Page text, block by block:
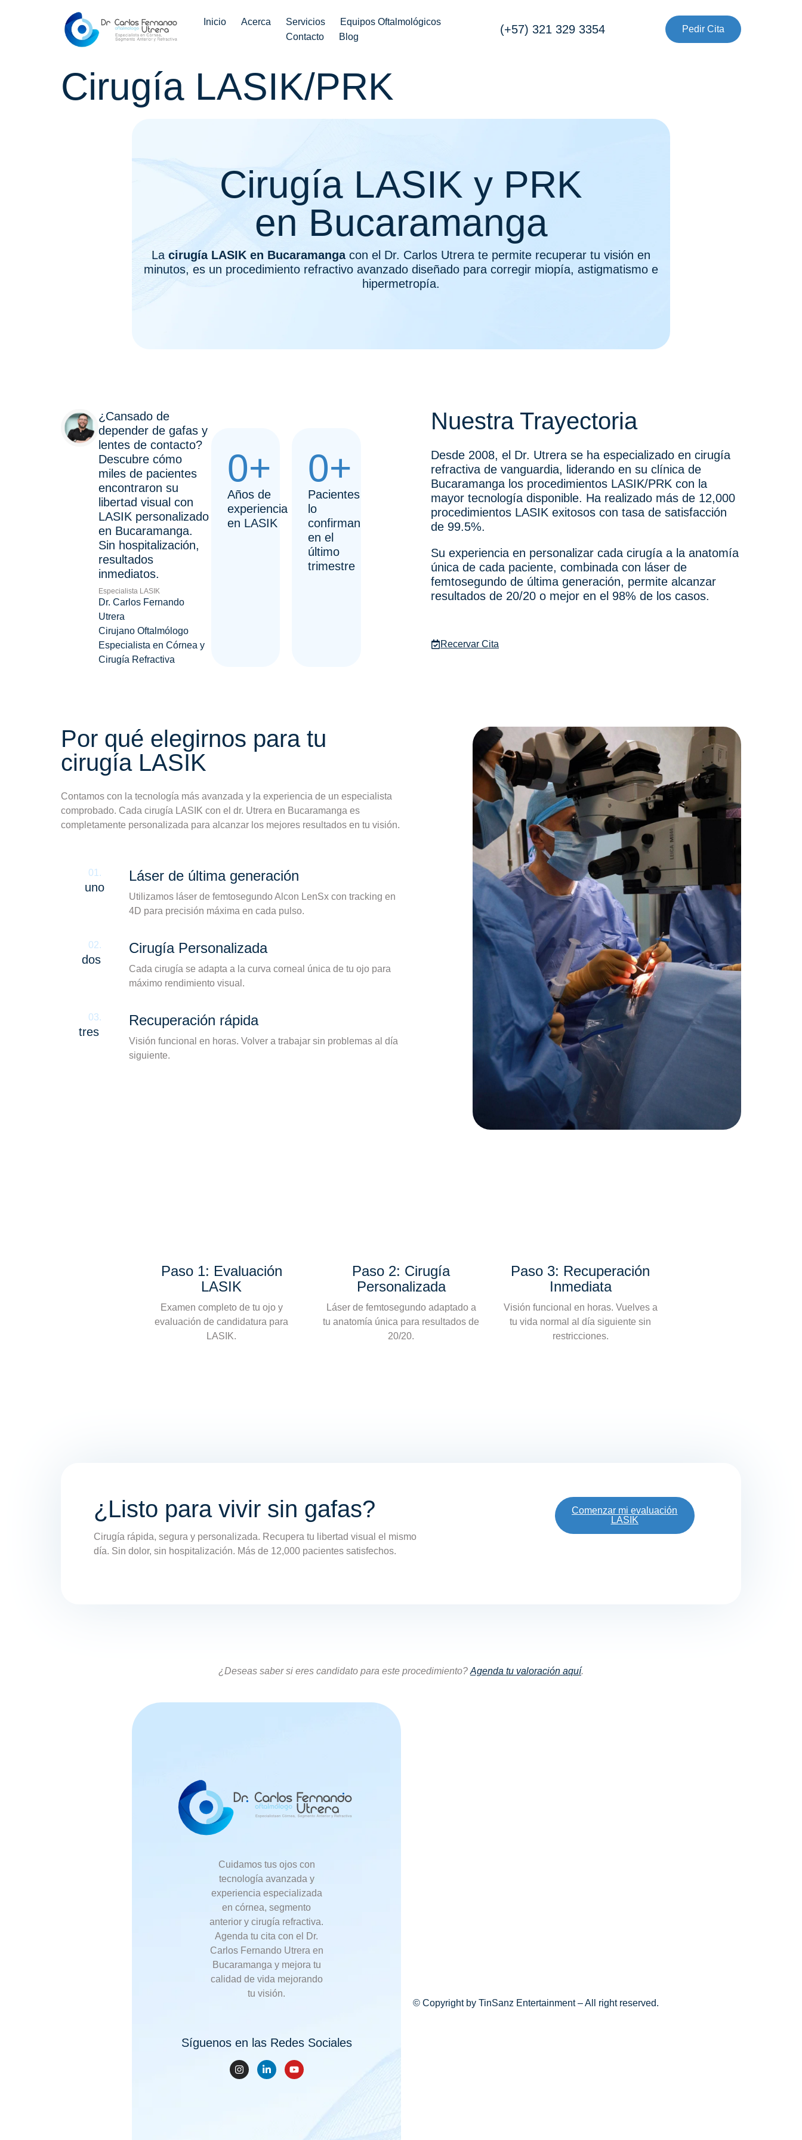
Inicio Acerca Servicios
Equipos Oftalmológicos
Contacto
Blog
(+57) 321 329 3354 Pedir Cita
Cirugía LASIK/PRK
Cirugía LASIK y PRK
en Bucaramanga
Lacirugía LASIK en Bucaramangacon el Dr. Carlos Utrera te permite recuperar tu visión en
minutos, es un procedimiento refractivo avanzado diseñado para corregir miopía, astigmatismo e
hipermetropía.
¿Cansado de
depender de gafas y
lentes de contacto?
Descubre cómo
miles de pacientes
encontraron su
libertad visual con
LASIK personalizado
en Bucaramanga.
Sin hospitalización,
resultados
inmediatos.
Especialista LASIK
Dr. Carlos Fernando
Utrera
Cirujano Oftalmólogo
Especialista en Córnea y
Cirugía Refractiva
Años de
experiencia
en LASIK
0+
Pacientes
lo
confirman
en el
último
trimestre
0+
Nuestra Trayectoria
Desde 2008, el Dr. Utrera se ha especializado en cirugía
refractiva de vanguardia, liderando en su clínica de
Bucaramanga los procedimientos LASIK/PRK con la
mayor tecnología disponible. Ha realizado más de 12,000
procedimientos LASIK exitosos con tasa de satisfacción
de 99.5%.
Su experiencia en personalizar cada cirugía a la anatomía
única de cada paciente, combinada con láser de
femtosegundo de última generación, permite alcanzar
resultados de 20/20 o mejor en el 98% de los casos.
Recervar Cita
Por qué elegirnos para tu
cirugía LASIK
Contamos con la tecnología más avanzada y la experiencia de un especialista
comprobado. Cada cirugía LASIK con el dr. Utrera en Bucaramanga es
completamente personalizada para alcanzar los mejores resultados en tu visión.
01.
uno
Láser de última generación
Utilizamos láser de femtosegundo Alcon LenSx con tracking en
4D para precisión máxima en cada pulso.
02.
dos
Cirugía Personalizada
Cada cirugía se adapta a la curva corneal única de tu ojo para
máximo rendimiento visual.
03.
tres
Recuperación rápida
Visión funcional en horas. Volver a trabajar sin problemas al día
siguiente.
Paso 1: Evaluación
LASIK
Examen completo de tu ojo y
evaluación de candidatura para
LASIK.
Paso 2: Cirugía
Personalizada
Láser de femtosegundo adaptado a
tu anatomía única para resultados de
20/20.
Paso 3: Recuperación
Inmediata
Visión funcional en horas. Vuelves a
tu vida normal al día siguiente sin
restricciones.
¿Listo para vivir sin gafas?
Cirugía rápida, segura y personalizada. Recupera tu libertad visual el mismo
día. Sin dolor, sin hospitalización. Más de 12,000 pacientes satisfechos.
Comenzar mi evaluación
LASIK
¿Deseas saber si eres candidato para este procedimiento? Agenda tu valoración aquí.
Cuidamos tus ojos con
tecnología avanzada y
experiencia especializada
en córnea, segmento
anterior y cirugía refractiva.
Agenda tu cita con el Dr.
Carlos Fernando Utrera en
Bucaramanga y mejora tu
calidad de vida mejorando
tu visión.
Síguenos en las Redes Sociales
© Copyright by TinSanz Entertainment – All right reserved.